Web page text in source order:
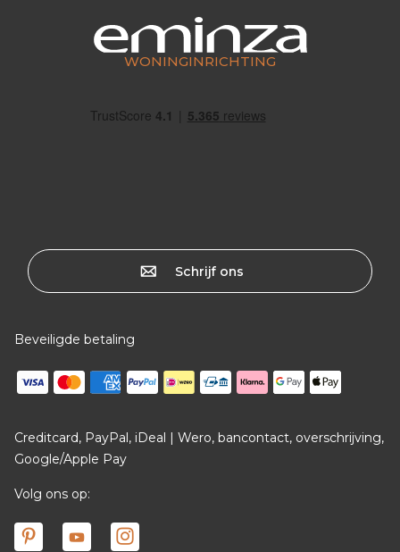
WONINGINRICHTING
Schrijf ons
Beveiligde betaling
Creditcard, PayPal, iDeal | Wero, bancontact, overschrijving,
Google/Apple Pay
Volg ons op: